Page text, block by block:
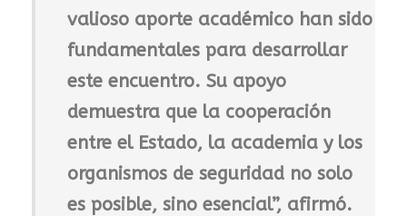
valioso aporte académico han sido
fundamentales para desarrollar
este encuentro. Su apoyo
demuestra que la cooperación
entre el Estado, la academia y los
organismos de seguridad no solo
es posible, sino esencial”, afirmó.